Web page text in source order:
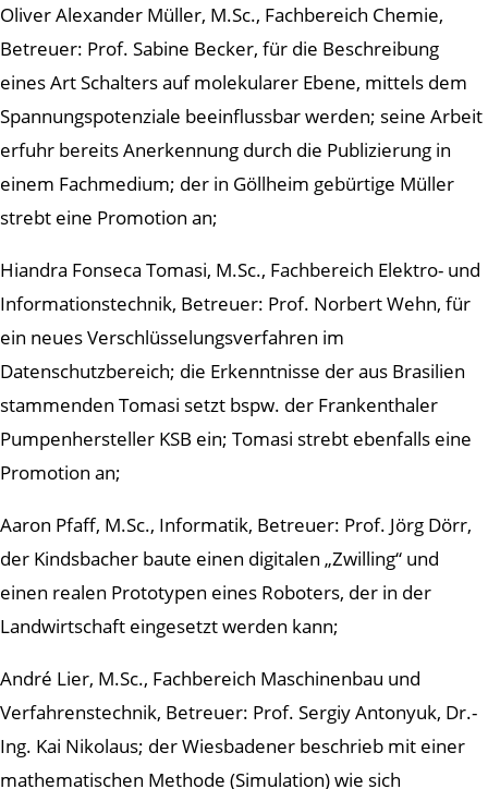
Oliver Alexander Müller, M.Sc., Fachbereich Chemie,
Betreuer: Prof. Sabine Becker, für die Beschreibung
eines Art Schalters auf molekularer Ebene, mittels dem
Spannungspotenziale beeinflussbar werden; seine Arbeit
erfuhr bereits Anerkennung durch die Publizierung in
einem Fachmedium; der in Göllheim gebürtige Müller
strebt eine Promotion an;
Hiandra Fonseca Tomasi, M.Sc., Fachbereich Elektro- und
Informationstechnik, Betreuer: Prof. Norbert Wehn, für
ein neues Verschlüsselungsverfahren im
Datenschutzbereich; die Erkenntnisse der aus Brasilien
stammenden Tomasi setzt bspw. der Frankenthaler
Pumpenhersteller KSB ein; Tomasi strebt ebenfalls eine
Promotion an;
Aaron Pfaff, M.Sc., Informatik, Betreuer: Prof. Jörg Dörr,
der Kindsbacher baute einen digitalen „Zwilling“ und
einen realen Prototypen eines Roboters, der in der
Landwirtschaft eingesetzt werden kann;
André Lier, M.Sc., Fachbereich Maschinenbau und
Verfahrenstechnik, Betreuer: Prof. Sergiy Antonyuk, Dr.-
Ing. Kai Nikolaus; der Wiesbadener beschrieb mit einer
mathematischen Methode (Simulation) wie sich